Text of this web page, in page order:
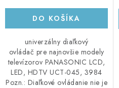
DO KOŠÍKA
univerzálny diaľkový
ovládač pre najnovšie modely
televízorov PANASONIC LCD,
LED, HDTV UCT-045, 3984
Pozn.: Diaľkové ovládanie nie je